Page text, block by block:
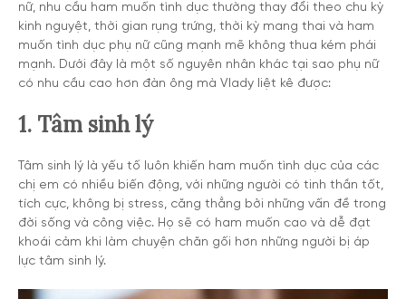
nữ, nhu cầu ham muốn tình dục thường thay đổi theo chu kỳ
kinh nguyệt, thời gian rụng trứng, thời kỳ mang thai và ham
muốn tình dục phụ nữ cũng mạnh mẽ không thua kém phái
mạnh. Dưới đây là một số nguyên nhân khác tại sao phụ nữ
có nhu cầu cao hơn đàn ông mà Vlady liệt kê được:
1. Tâm sinh lý
Tâm sinh lý là yếu tố luôn khiến ham muốn tình dục của các
chị em có nhiều biến động, với những người có tinh thần tốt,
tích cực, không bị stress, căng thẳng bởi những vấn đề trong
đời sống và công việc. Họ sẽ có ham muốn cao và dễ đạt
khoái cảm khi làm chuyện chăn gối hơn những người bị áp
lực tâm sinh lý.